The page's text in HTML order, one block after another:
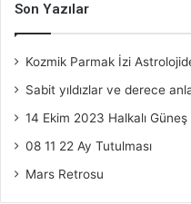
Son Yazılar
Kozmik Parmak İzi
Sabit yıldızlar ve derece
14 Ekim 2023 Halkalı Güneş
08 11 22 Ay Tutulması
Mars Retrosu